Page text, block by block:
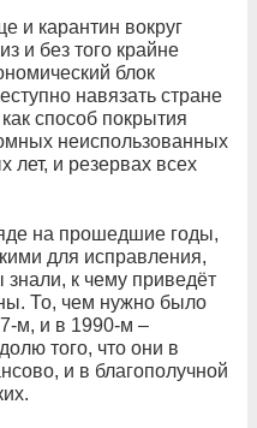
и карантин вокруг
и без того крайне
блок
навязать стране
способ покрытия
неиспользованных
лет, и резервах всех
на прошедшие годы,
для исправления,
к чему приведёт
То, чем нужно было
м, и в 1990-м –
того, что они в
и в благополучной